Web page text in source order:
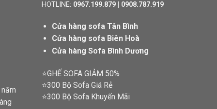
HOTLINE: 0967.199.879 | 0908.787.919
Cửa hàng sofa Tân Bình
Cửa hàng sofa Biên Hoà
Cửa hàng Sofa Bình Dương
⭐GHẾ SOFA GIẢM 50%
⭐300 Bộ Sofa Giá Rẻ
⭐300 Bộ Sofa Khuyến Mãi